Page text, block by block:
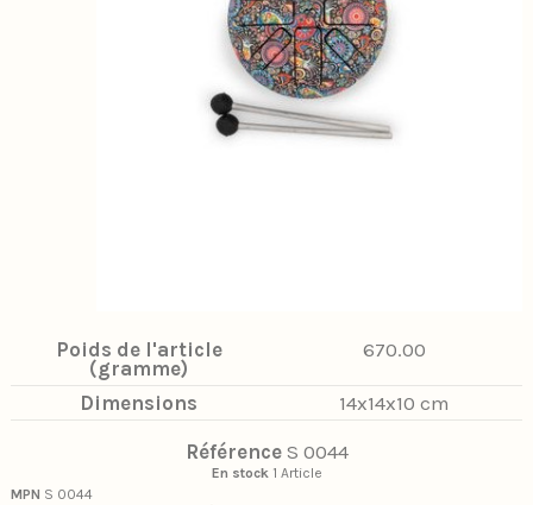
Poids de l'article
(gramme)
670.00
Dimensions 14x14x10 cm
Référence S 0044
En stock 1 Article
MPN S 0044